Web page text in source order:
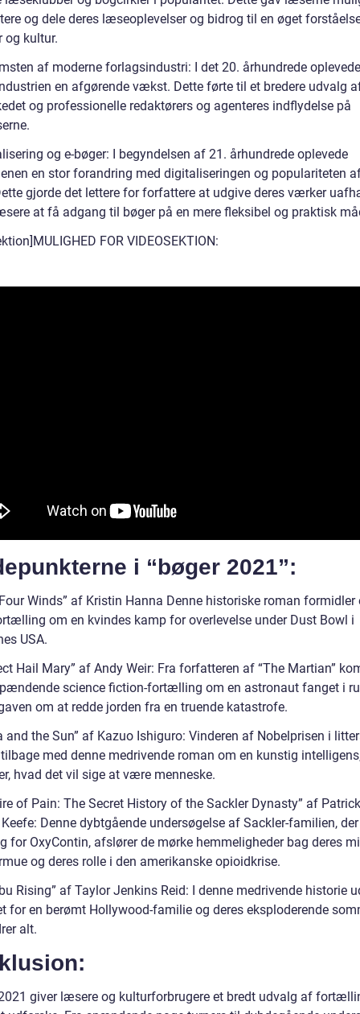
og dele deres læseoplevelser og bidrog til en øget
og kultur.
af moderne forlagsindustri: I det 20. århundrede oplevede
en afgørende vækst. Dette førte til et bredere udvalg
og professionelle redaktørers og agenteres indflydelse på
og e-bøger: I begyndelsen af 21. århundrede oplevede
en stor forandring med digitaliseringen og populariteten
gjorde det lettere for forfattere at udgive deres værker
at få adgang til bøger på en mere fleksibel og praktisk
FOR VIDEOSEKTION:
i “bøger 2021”:
Winds” af Kristin Hanna Denne historiske roman formidler
om en kvindes kamp for overlevelse under Dust Bowl i
USA.
Hail Mary” af Andy Weir: Fra forfatteren af “The Martian”
science fiction-fortælling om en astronaut fanget i
om at redde jorden fra en truende katastrofe.
and the Sun” af Kazuo Ishiguro: Vinderen af Nobelprisen i
med denne medrivende roman om en kunstig
hvad det vil sige at være menneske.
of Pain: The Secret History of the Sackler Dynasty” af Patrick
Denne dybtgående undersøgelse af Sackler-familien,
for OxyContin, afslører de mørke hemmeligheder bag deres
og deres rolle i den amerikanske opioidkrise.
Rising” af Taylor Jenkins Reid: I denne medrivende historie
for en berømt Hollywood-familie og deres eksploderende
alt.
giver læsere og kulturforbrugere et bredt udvalg af